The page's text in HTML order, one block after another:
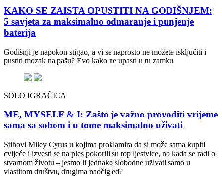
KAKO SE ZAISTA OPUSTITI NA GODIŠNJEM:
5 savjeta za maksimalno odmaranje i punjenje
baterija
Godišnji je napokon stigao, a vi se naprosto ne možete isključiti i
pustiti mozak na pašu? Evo kako ne upasti u tu zamku
SOLO IGRAČICA
ME, MYSELF & I: Zašto je važno provoditi vrijeme
sama sa sobom i u tome maksimalno uživati
Stihovi Miley Cyrus u kojima proklamira da si može sama kupiti
cvijeće i izvesti se na ples pokorili su top ljestvice, no kada se radi o
stvarnom životu – jesmo li jednako slobodne uživati samo u
vlastitom društvu, drugima naočigled?